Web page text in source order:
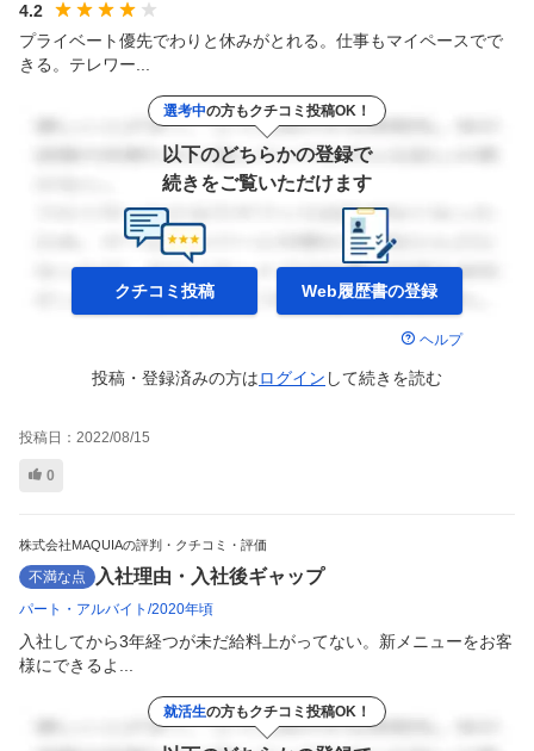
4.2
プライベート優先でわりと休みがとれる。仕事もマイペースでで
きる。テレワー...
選考中の方もクチコミ投稿OK！
以下のどちらかの登録で
続きをご覧いただけます
クチコミ投稿 Web履歴書の登録
ヘルプ
投稿・登録済みの方はログイン して続きを読む
投稿日： 2022/08/15
0
株式会社MAQUIAの評判・クチコミ・評価
不満な点 入社理由・入社後ギャップ
パート・アルバイト 2020年頃
入社してから3年経つが未だ給料上がってない。新メニューをお客
様にできるよ...
就活生の方もクチコミ投稿OK！